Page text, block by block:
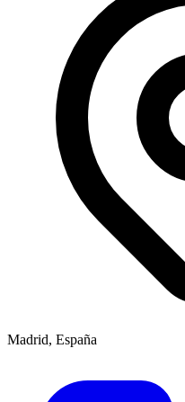
Madrid, España